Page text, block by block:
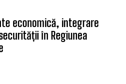
economică, integrare
în Regiunea